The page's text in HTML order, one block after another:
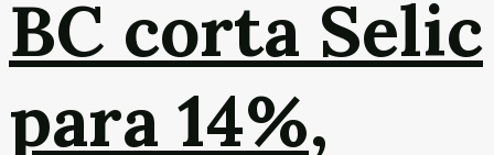
BC corta Selic
para 14%,